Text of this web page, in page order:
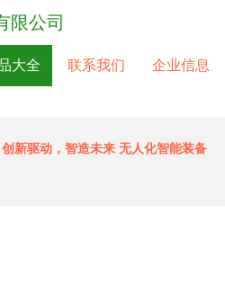
限公司
大全 联系我们 企业信息
创新驱动，智造未来 无人化智能装备